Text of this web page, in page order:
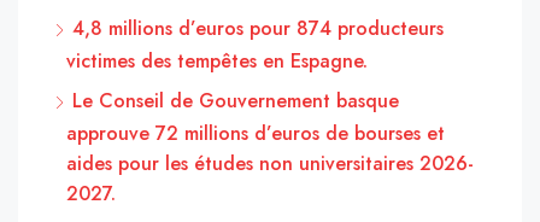
4,8 millions d’euros pour 874 producteurs
victimes des tempêtes en Espagne.
Le Conseil de Gouvernement basque
approuve 72 millions d’euros de bourses et
aides pour les études non universitaires 2026-
2027.